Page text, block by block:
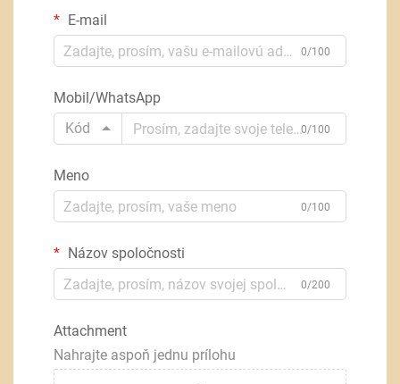
E-mail
0/100
Mobil/WhatsApp
Kód
0/100
Meno
0/100
Názov spoločnosti
0/200
Attachment
Nahrajte aspoň jednu prílohu